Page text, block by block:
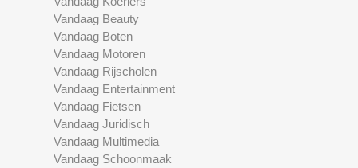
Vandaag Beauty
Vandaag Boten
Vandaag Motoren
Vandaag Rijscholen
Vandaag Entertainment
Vandaag Fietsen
Vandaag Juridisch
Vandaag Multimedia
Vandaag Schoonmaak